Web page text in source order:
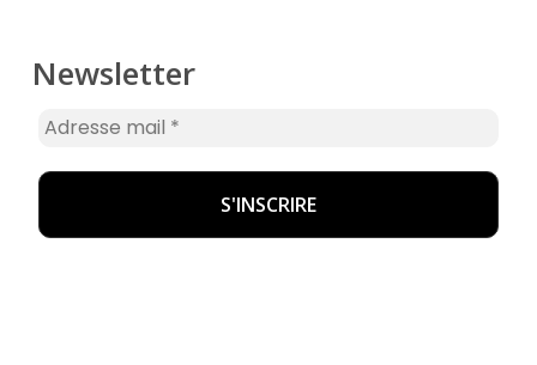
Newsletter